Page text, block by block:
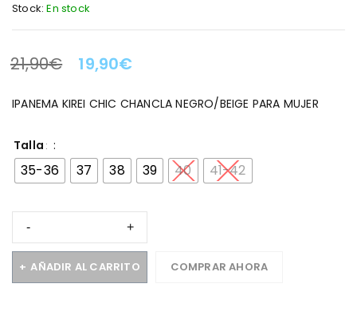
Stock: En stock
LA OFERTA TERMINA EN:
21,90€ 19,90€
IPANEMA KIREI CHIC CHANCLA NEGRO/BEIGE PARA MUJER
Talla
35-36 37 38 39 40 41-42
AÑADIR AL CARRITO COMPRAR AHORA